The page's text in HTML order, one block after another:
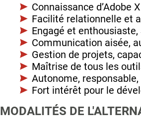
Connaissance d’Adobe
Facilité relationnelle et
Engagé et
Communication aisée,
Gestion de projets,
Maîtrise de tous les
Autonome,
Fort intérêt pour le
MODALITÉS DE